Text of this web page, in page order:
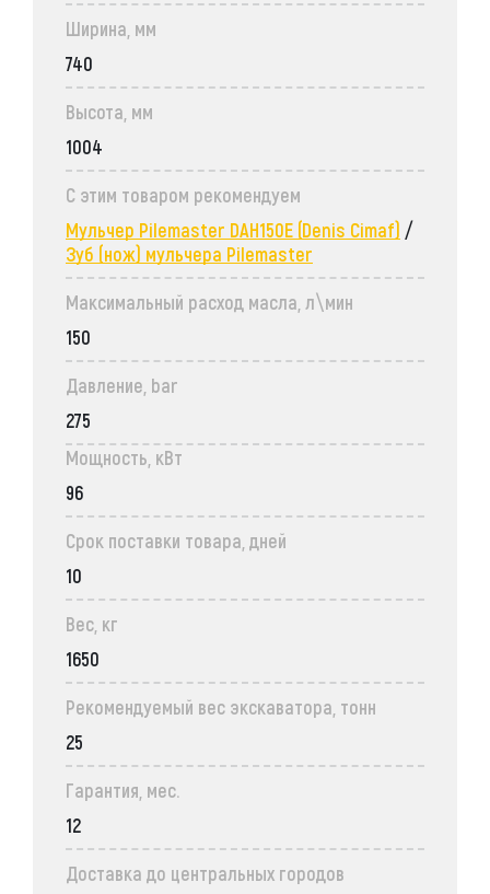
Ширина, мм
740
Высота, мм
1004
С этим товаром рекомендуем
Мульчер Pilemaster DAH150E (Denis Cimaf) /
Зуб (нож) мульчера Pilemaster
Максимальный расход масла, л\мин
150
Давление, bar
275
Мощность, кВт
96
Срок поставки товара, дней
10
Вес, кг
1650
Рекомендуемый вес экскаватора, тонн
25
Гарантия, мес.
12
Доставка до центральных городов